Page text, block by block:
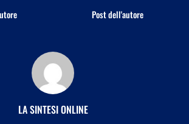
Post dell'autore
LA SINTESI ONLINE